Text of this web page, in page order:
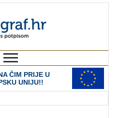
ČIM PRIJE U
UNIJU!!